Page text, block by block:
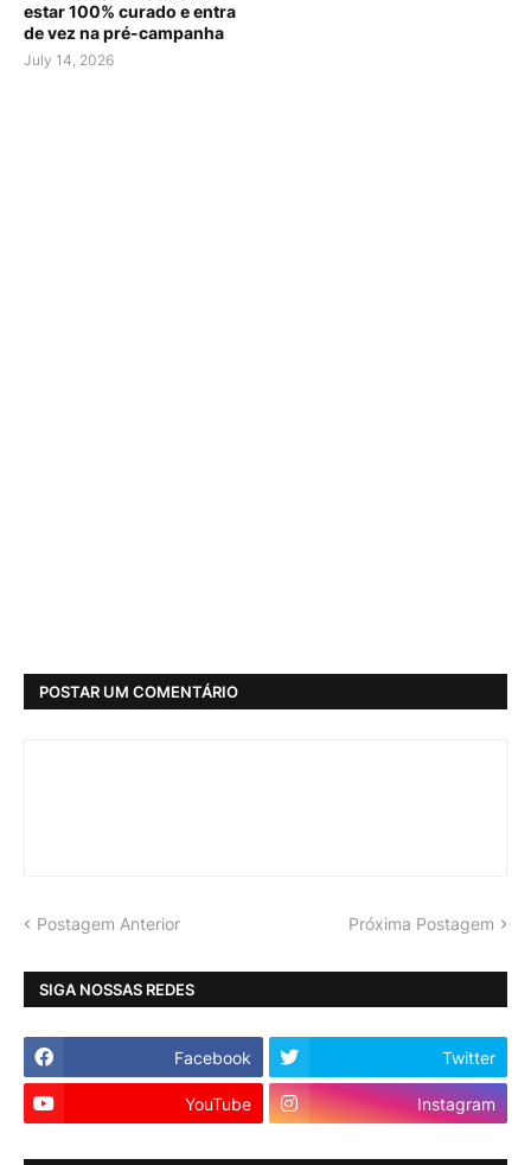
estar 100% curado e entra
de vez na pré-campanha
July 14, 2026
POSTAR UM COMENTÁRIO
Postagem Anterior Próxima Postagem
SIGA NOSSAS REDES
Facebook Twitter
YouTube Instagram